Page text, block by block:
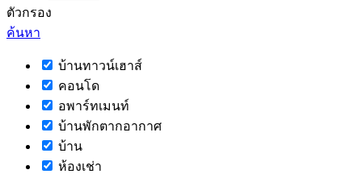
ตัวกรอง
ค้นหา
บ้านทาวน์เฮาส์
คอนโด
อพาร์ทเมนท์
บ้านพักตากอากาศ
บ้าน
ห้องเช่า